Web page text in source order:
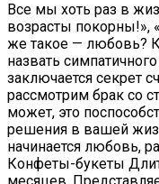
Все мы хоть раз в
возрасты покорны!»,
же такое — любовь?
назвать
заключается секрет
рассмотрим брак со
может, это
решения в вашей
начинается любовь,
Конфеты-букеты